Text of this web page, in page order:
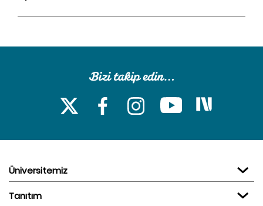
Üniversitemiz
Tanıtım